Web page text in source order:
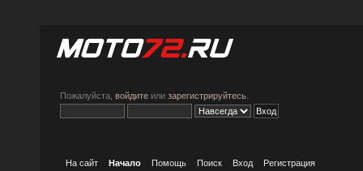
Пожалуйста, войдите или зарегистрируйтесь
На сайт Начало Помощь Поиск Вход Регистрация